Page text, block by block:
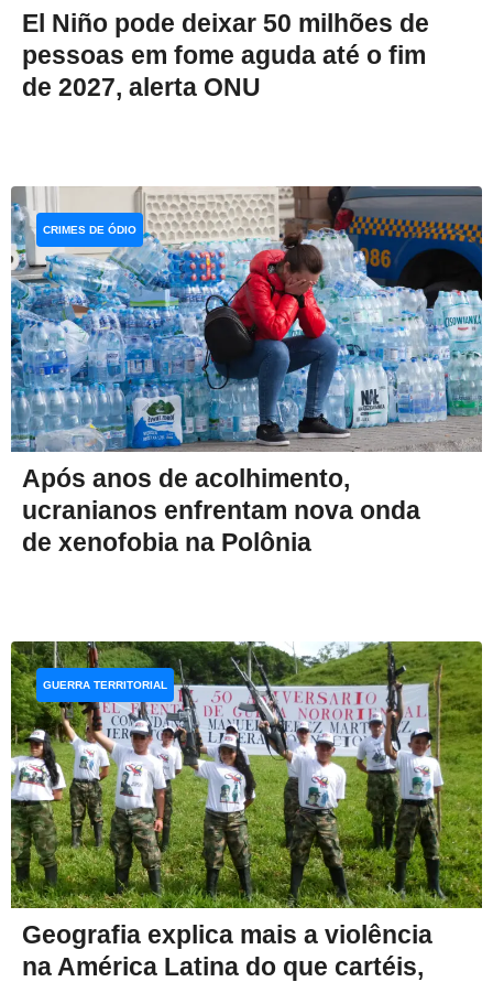
El Niño pode deixar 50 milhões de
pessoas em fome aguda até o fim
de 2027, alerta ONU
Após anos de acolhimento,
ucranianos enfrentam nova onda
de xenofobia na Polônia
CRIMES DE ÓDIO
Geografia explica mais a violência
na América Latina do que cartéis,
GUERRA TERRITORIAL